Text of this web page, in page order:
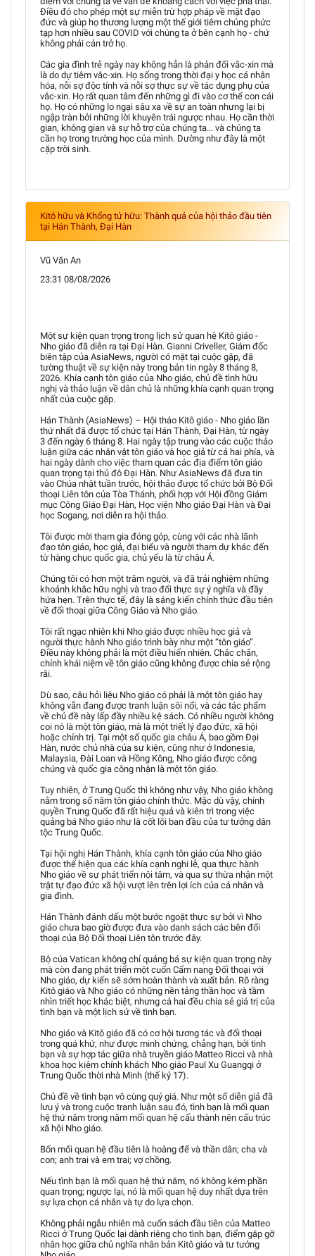
Điều đó cho phép một sự miễn trừ hợp pháp về mặt đạo
đức và giúp họ thương lượng một thế giới tiêm chủng phức
tạp hơn nhiều sau COVID với chúng ta ở bên cạnh họ - chứ
không phải cản trở họ.
Các gia đình trẻ ngày nay không hẳn là phản đối vắc-xin mà
là do dự tiêm vắc-xin. Họ sống trong thời đại y học cá nhân
hóa, nỗi sợ độc tính và nỗi sợ thực sự về tác dụng phụ của
vắc-xin. Họ rất quan tâm đến những gì đi vào cơ thể con cái
họ. Họ có những lo ngại sâu xa về sự an toàn nhưng lại bị
ngập tràn bởi những lời khuyên trái ngược nhau. Họ cần thời
gian, không gian và sự hỗ trợ của chúng ta… và chúng ta
cần họ trong trường học của mình. Dường như đây là một
cặp trời sinh.
Kitô hữu và Khổng tử hữu: Thành quả của hội thảo đầu tiên
tại Hán Thành, Đại Hàn
Vũ Văn An
23:31 08/08/2026
Một sự kiện quan trọng trong lịch sử quan hệ Kitô giáo -
Nho giáo đã diễn ra tại Đại Hàn. Gianni Criveller, Giám đốc
biên tập của AsiaNews, người có mặt tại cuộc gặp, đã
tường thuật về sự kiện này trong bản tin ngày 8 tháng 8,
2026. Khía cạnh tôn giáo của Nho giáo, chủ đề tình hữu
nghị và thảo luận về dân chủ là những khía cạnh quan trọng
nhất của cuộc gặp.
Hán Thành (AsiaNews) – Hội thảo Kitô giáo - Nho giáo lần
thứ nhất đã được tổ chức tại Hán Thành, Đại Hàn, từ ngày
3 đến ngày 6 tháng 8. Hai ngày tập trung vào các cuộc thảo
luận giữa các nhân vật tôn giáo và học giả từ cả hai phía, và
hai ngày dành cho việc tham quan các địa điểm tôn giáo
quan trọng tại thủ đô Đại Hàn. Như AsiaNews đã đưa tin
vào Chúa nhật tuần trước, hội thảo được tổ chức bởi Bộ Đối
thoại Liên tôn của Tòa Thánh, phối hợp với Hội đồng Giám
mục Công Giáo Đại Hàn, Học viện Nho giáo Đại Hàn và Đại
học Sogang, nơi diễn ra hội thảo.
Tôi được mời tham gia đóng góp, cùng với các nhà lãnh
đạo tôn giáo, học giả, đại biểu và người tham dự khác đến
từ hàng chục quốc gia, chủ yếu là từ châu Á.
Chúng tôi có hơn một trăm người, và đã trải nghiệm những
khoảnh khắc hữu nghị và trao đổi thực sự ý nghĩa và đầy
hứa hẹn. Trên thực tế, đây là sáng kiến chính thức đầu tiên
về đối thoại giữa Công Giáo và Nho giáo.
Tôi rất ngạc nhiên khi Nho giáo được nhiều học giả và
người thực hành Nho giáo trình bày như một “tôn giáo”.
Điều này không phải là một điều hiển nhiên. Chắc chắn,
chính khái niệm về tôn giáo cũng không được chia sẻ rộng
rãi.
Dù sao, câu hỏi liệu Nho giáo có phải là một tôn giáo hay
không vẫn đang được tranh luận sôi nổi, và các tác phẩm
về chủ đề này lấp đầy nhiều kệ sách. Có nhiều người không
coi nó là một tôn giáo, mà là một triết lý đạo đức, xã hội
hoặc chính trị. Tại một số quốc gia châu Á, bao gồm Đại
Hàn, nước chủ nhà của sự kiện, cũng như ở Indonesia,
Malaysia, Đài Loan và Hồng Kông, Nho giáo được công
chúng và quốc gia công nhận là một tôn giáo.
Tuy nhiên, ở Trung Quốc thì không như vậy, Nho giáo không
nằm trong số năm tôn giáo chính thức. Mặc dù vậy, chính
quyền Trung Quốc đã rất hiệu quả và kiên trì trong việc
quảng bá Nho giáo như là cốt lõi ban đầu của tư tưởng dân
tộc Trung Quốc.
Tại hội nghị Hán Thành, khía cạnh tôn giáo của Nho giáo
được thể hiện qua các khía cạnh nghi lễ, qua thực hành
Nho giáo về sự phát triển nội tâm, và qua sự thừa nhận một
trật tự đạo đức xã hội vượt lên trên lợi ích của cá nhân và
gia đình.
Hán Thành đánh dấu một bước ngoặt thực sự bởi vì Nho
giáo chưa bao giờ được đưa vào danh sách các bên đối
thoại của Bộ Đối thoại Liên tôn trước đây.
Bộ của Vatican không chỉ quảng bá sự kiện quan trọng này
mà còn đang phát triển một cuốn Cẩm nang Đối thoại với
Nho giáo, dự kiến sẽ sớm hoàn thành và xuất bản. Rõ ràng
Kitô giáo và Nho giáo có những nền tảng thần học và tầm
nhìn triết học khác biệt, nhưng cả hai đều chia sẻ giá trị của
tình bạn và một lịch sử về tình bạn.
Nho giáo và Kitô giáo đã có cơ hội tương tác và đối thoại
trong quá khứ, như được minh chứng, chẳng hạn, bởi tình
bạn và sự hợp tác giữa nhà truyền giáo Matteo Ricci và nhà
khoa học kiêm chính khách Nho giáo Paul Xu Guangqi ở
Trung Quốc thời nhà Minh (thế kỷ 17).
Chủ đề về tình bạn vô cùng quý giá. Như một số diễn giả đã
lưu ý và trong cuộc tranh luận sau đó, tình bạn là mối quan
hệ thứ năm trong năm mối quan hệ cấu thành nên cấu trúc
xã hội Nho giáo.
Bốn mối quan hệ đầu tiên là hoàng đế và thần dân; cha và
con; anh trai và em trai; vợ chồng.
Nếu tình bạn là mối quan hệ thứ năm, nó không kém phần
quan trọng; ngược lại, nó là mối quan hệ duy nhất dựa trên
sự lựa chọn cá nhân và tự do lựa chọn.
Không phải ngẫu nhiên mà cuốn sách đầu tiên của Matteo
Ricci ở Trung Quốc lại dành riêng cho tình bạn, điểm gặp gỡ
nhân học giữa chủ nghĩa nhân bản Kitô giáo và tư tưởng